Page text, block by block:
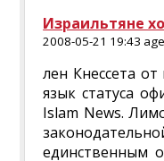
Израильтяне
2008-05-21 19:43
лен Кнессета
язык статуса
Islam News.
единственным